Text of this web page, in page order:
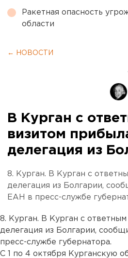
Ракетная опасность
области
← НОВОСТИ
В Курган с
визитом
делегация из
8. Курган. В Курган с
делегация из Болгарии,
ЕАН в пресс-службе
8. Курган. В Курган с
делегация из Болгарии,
пресс-службе губернатора.
С 1 по 4 октября Курганскую